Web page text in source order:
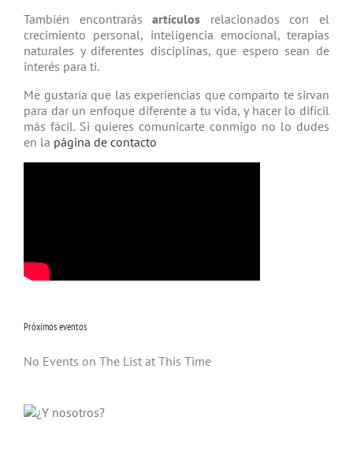
También encontrarásartículos relacio­nados con el
crecimiento personal, inteligencia emocional, terapias
natu­rales y diferentes disciplinas, que espero sean de
interés para ti.
Me gustaría que las experiencias que comparto te sirvan
para dar un enfoque diferente a tu vida, y hacer lo difícil
más fácil. Si quieres comunicarte conmigo no lo dudes
en la página de contacto
Próximos eventos
No Events on The List at This Time